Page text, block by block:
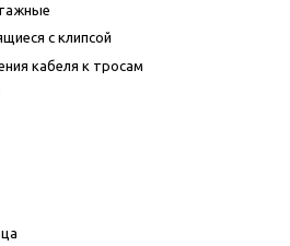
с клипсой
кабеля к тросам